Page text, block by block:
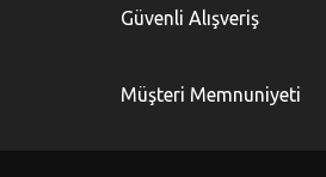
Ürün resmi kalitesiz, bozuk veya
Güvenli Alışveriş
Müşteri Memnuniyeti